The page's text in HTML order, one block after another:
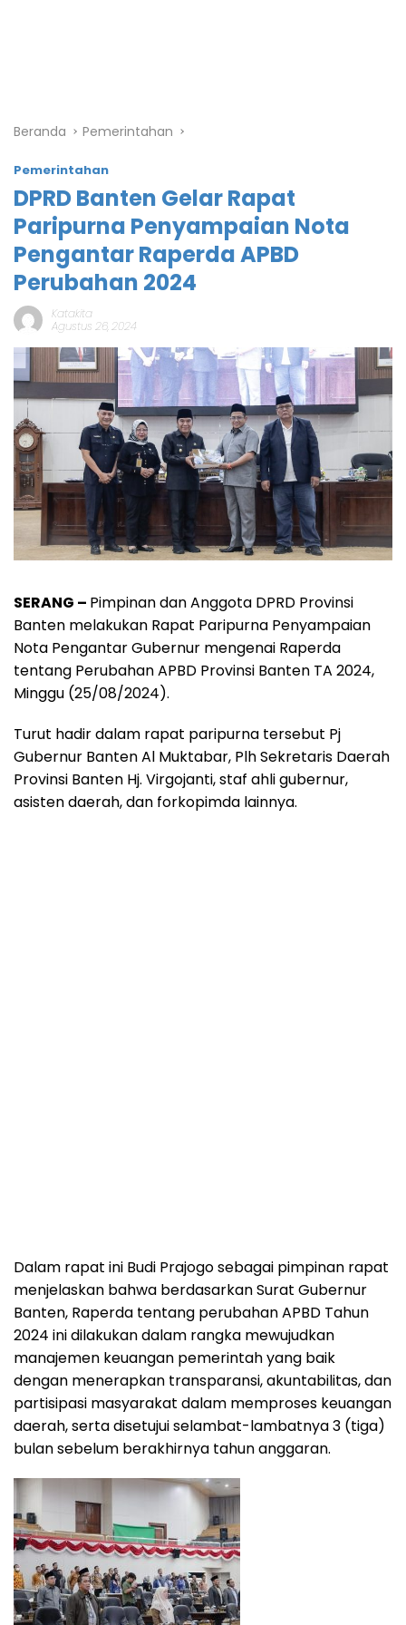
Beranda Pemerintahan
Pemerintahan
DPRD Banten Gelar Rapat
Paripurna Penyampaian Nota
Pengantar Raperda APBD
Perubahan 2024
Katakita
Agustus 26, 2024
SERANG – Pimpinan dan Anggota DPRD Provinsi
Banten melakukan Rapat Paripurna Penyampaian
Nota Pengantar Gubernur mengenai Raperda
tentang Perubahan APBD Provinsi Banten TA 2024,
Minggu (25/08/2024).
Turut hadir dalam rapat paripurna tersebut Pj
Gubernur Banten Al Muktabar, Plh Sekretaris Daerah
Provinsi Banten Hj. Virgojanti, staf ahli gubernur,
asisten daerah, dan forkopimda lainnya.
Dalam rapat ini Budi Prajogo sebagai pimpinan rapat
menjelaskan bahwa berdasarkan Surat Gubernur
Banten, Raperda tentang perubahan APBD Tahun
2024 ini dilakukan dalam rangka mewujudkan
manajemen keuangan pemerintah yang baik
dengan menerapkan transparansi, akuntabilitas, dan
partisipasi masyarakat dalam memproses keuangan
daerah, serta disetujui selambat-lambatnya 3 (tiga)
bulan sebelum berakhirnya tahun anggaran.